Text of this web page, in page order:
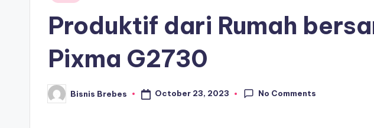
Produktif dari Rumah
Pixma G2730
Posted
by
Bisnis Brebes October 23, 2023 No Comments